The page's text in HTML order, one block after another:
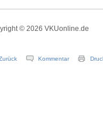
© 2026 VKUonline.de
Kommentar